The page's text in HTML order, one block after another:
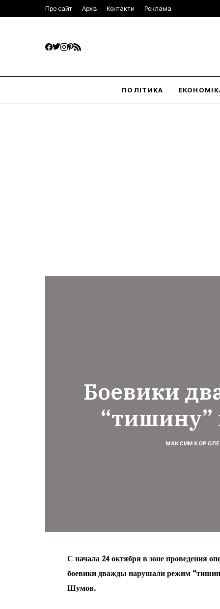
Про сайт Архів Контакти Реклама
ПОЛІТИКА
Боевики
МАКСИМ
С начала 24 октября в зоне проведения
боевики дважды нарушали режим
Шумов.